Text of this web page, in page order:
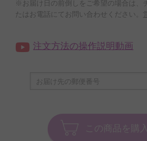
※お届け日の前倒しをご希望の場合は、
たはお電話にてお問い合わせください。
注文方法の操作説明動画
この商品を購